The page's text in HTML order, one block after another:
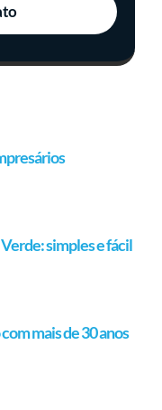
simples e fácil
mais de 30 anos